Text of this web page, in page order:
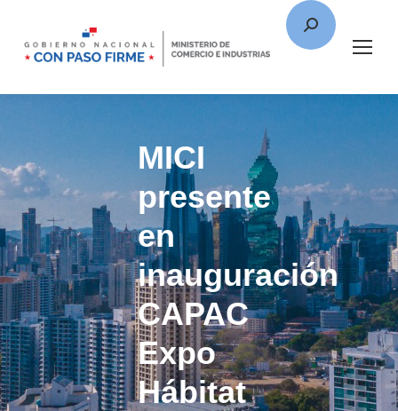
MICI
presente
en
inauguración
CAPAC
Expo
Hábitat